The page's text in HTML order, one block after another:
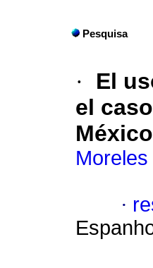
Pesquisa
·
El
el
México
·